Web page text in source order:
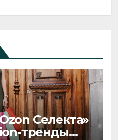
Селекта»
тренды